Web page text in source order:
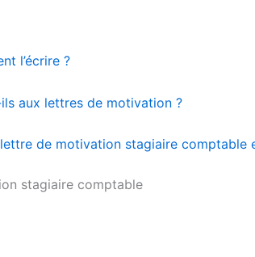
l’écrire ?
aux lettres de motivation ?
de motivation stagiaire comptable
stagiaire comptable